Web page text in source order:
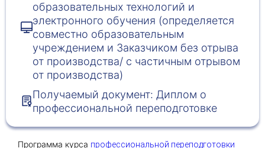
образовательных технологий и
электронного обучения (определяется
совместно образовательным
учреждением и Заказчиком без отрыва
от производства/ с частичным отрывом
от производства)
Получаемый документ: Диплом о
профессиональной переподготовке
Программа курса профессиональной переподготовки
Приложите документы
Получить консультацию